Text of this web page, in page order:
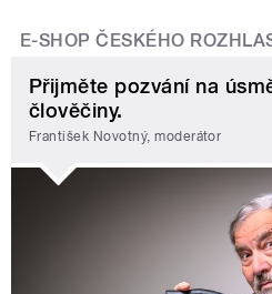
E-SHOP ČESKÉHO
Přijměte pozvání na
člověčiny.
František Novotný, moderátor